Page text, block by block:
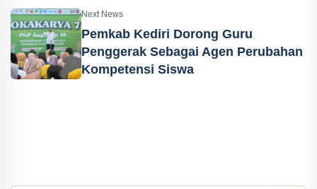
Next News
Pemkab Kediri Dorong Guru
Penggerak Sebagai Agen Perubahan
Kompetensi Siswa